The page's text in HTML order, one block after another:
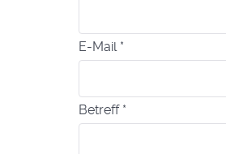
E-Mail *
Betreff *